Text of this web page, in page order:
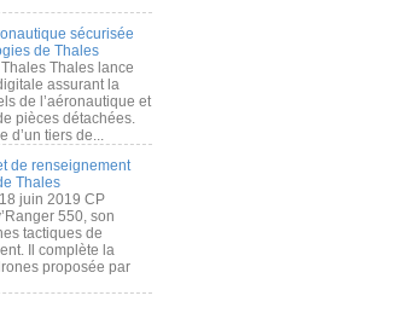
sécurisée
de Thales
Thales lance
assurant la
de l’aéronautique et
pièces détachées.
d’un tiers de...
de renseignement
Thales
juin 2019 CP
550, son
tactiques de
Il complète la
proposée par